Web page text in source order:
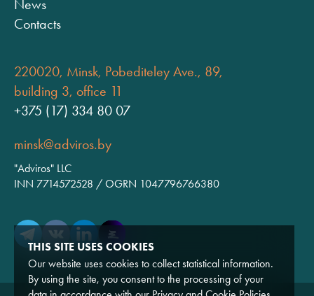
News
Contacts
220020, Minsk, Pobediteley Ave., 89,
building 3, office 11
+375 (17) 334 80 07
minsk@adviros.by
"Adviros" LLC
INN 7714572528 / OGRN 1047796766380
THIS SITE USES COOKIES
Our website uses cookies to collect statistical information.
By using the site, you consent to the processing of your